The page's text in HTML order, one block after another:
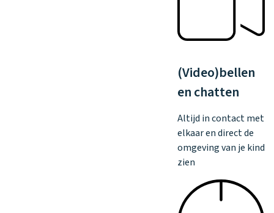
(Video)bellen
en chatten
Altijd in contact met
elkaar en direct de
omgeving van je kind
zien